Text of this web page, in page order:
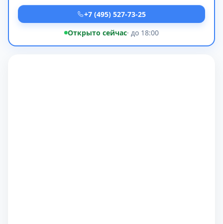
+7 (495) 527-73-25
Открыто сейчас· до 18:00